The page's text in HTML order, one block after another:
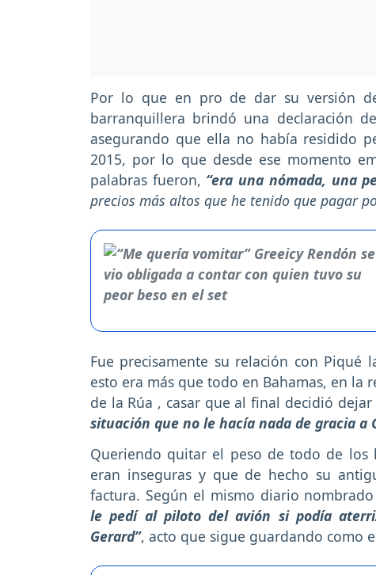
Por lo que en pro de dar su versión
barranquillera brindó una declaración
asegurando que ella no había residido
2015, por lo que desde ese momento
palabras fueron, “era una nómada, una
precios más altos que he tenido que pagar
Fue precisamente su relación con Piqué
esto era más que todo en Bahamas, en la
de la Rúa , casar que al final decidió
situación que no le hacía nada de gracia a
Queriendo quitar el peso de todo de los
eran inseguras y que de hecho su
factura. Según el mismo diario
le pedí al piloto del avión si podía
Gerard”, acto que sigue guardando como